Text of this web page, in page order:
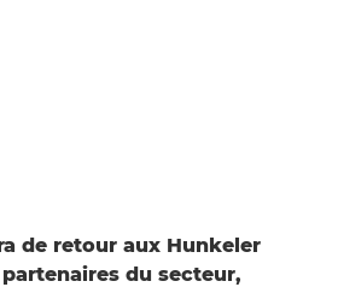
de retour aux Hunkeler
du secteur,